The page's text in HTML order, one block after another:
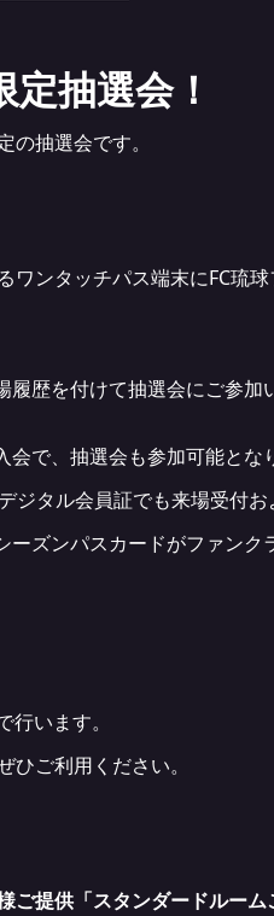
抽選会！
抽選会です。
ワンタッチパス端末にFC琉
歴を付けて抽選会にご参
で、抽選会も参加可能とな
ジタル会員証でも来場受付お
ズンパスカードがファンク
います。
ご利用ください。
ご提供「スタンダードルー